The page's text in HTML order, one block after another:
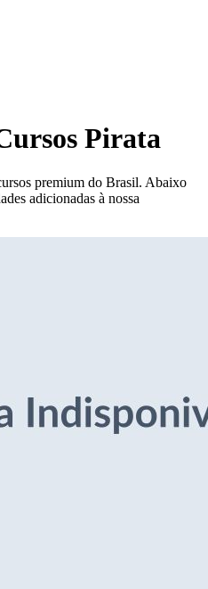
Pirata
premium do Brasil. Abaixo
adicionadas à nossa